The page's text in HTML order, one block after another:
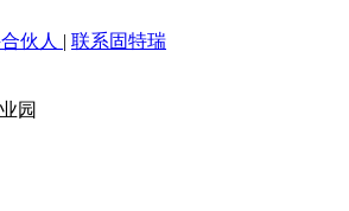
伙人 | 联系固特瑞
园